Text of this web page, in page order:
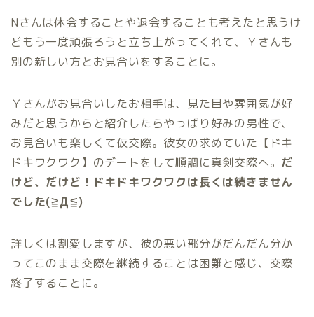
Nさんは休会することや退会することも考えたと思うけ
どもう一度頑張ろうと立ち上がってくれて、Ｙさんも
別の新しい方とお見合いをすることに。
Ｙさんがお見合いしたお相手は、見た目や雰囲気が好
みだと思うからと紹介したらやっぱり好みの男性で、
お見合いも楽しくて仮交際。彼女の求めていた【ドキ
ドキワクワク】のデートをして順調に真剣交際へ。 だ
けど、だけど！ドキドキワクワクは長くは続きません
でした(≧Д≦)
詳しくは割愛しますが、彼の悪い部分がだんだん分か
ってこのまま交際を継続することは困難と感じ、交際
終了することに。